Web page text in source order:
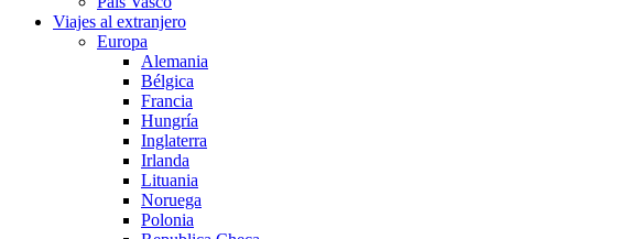
Viajes al extranjero
Europa
Alemania
Bélgica
Francia
Hungría
Inglaterra
Irlanda
Lituania
Noruega
Polonia